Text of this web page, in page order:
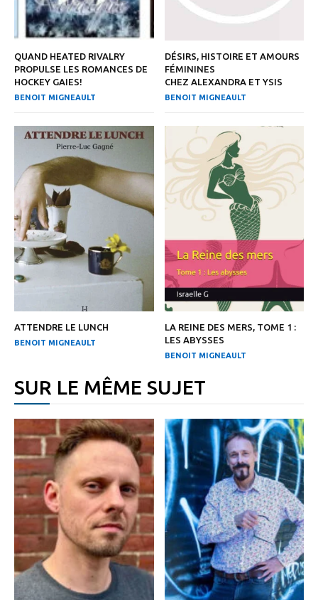
QUAND HEATED RIVALRY
PROPULSE LES ROMANCES DE
HOCKEY GAIES!
BENOIT MIGNEAULT
DÉSIRS, HISTOIRE ET AMOURS
FÉMININES
CHEZ ALEXANDRA ET YSIS
BENOIT MIGNEAULT
ATTENDRE LE LUNCH
BENOIT MIGNEAULT
LA REINE DES MERS, TOME 1 :
LES ABYSSES
BENOIT MIGNEAULT
SUR LE MÊME SUJET